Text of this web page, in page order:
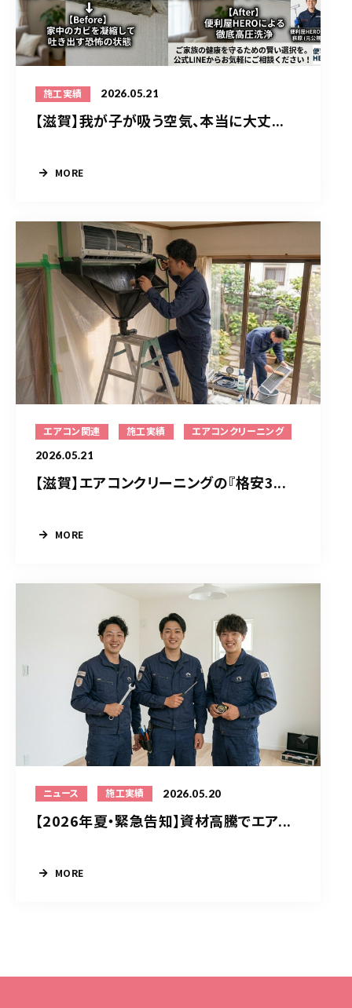
施工実績 2026.05.21
【滋賀】我が子が吸う空気、本当に大丈...
MORE
エアコン関連 施工実績 エアコンクリーニング
2026.05.21
【滋賀】エアコンクリーニングの『格安3...
MORE
ニュース 施工実績 2026.05.20
【2026年夏・緊急告知】資材高騰でエア...
MORE